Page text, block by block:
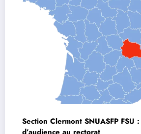
Section Clermont SNUASFP FSU
d’audience au rectorat